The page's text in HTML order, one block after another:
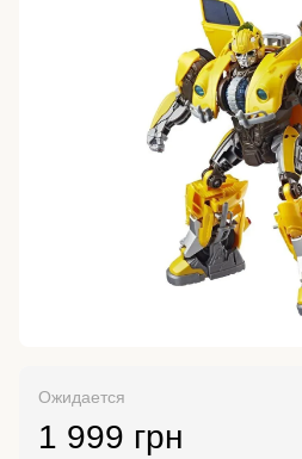
Ожидается
1 999 грн